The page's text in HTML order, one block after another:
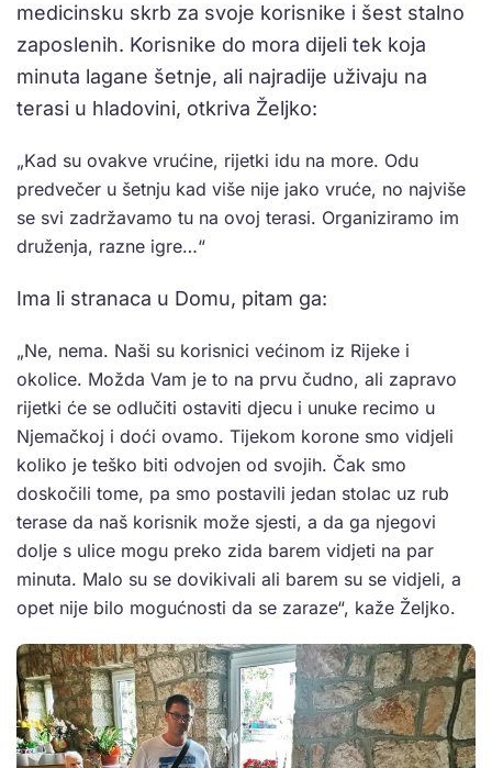
medicinsku skrb za svoje korisnike i šest stalno
zaposlenih. Korisnike do mora dijeli tek koja
minuta lagane šetnje, ali najradije uživaju na
terasi u hladovini, otkriva Željko:
„Kad su ovakve vrućine, rijetki idu na more. Odu
predvečer u šetnju kad više nije jako vruće, no najviše
se svi zadržavamo tu na ovoj terasi. Organiziramo im
druženja, razne igre…“
Ima li stranaca u Domu, pitam ga:
„Ne, nema. Naši su korisnici većinom iz Rijeke i
okolice. Možda Vam je to na prvu čudno, ali zapravo
rijetki će se odlučiti ostaviti djecu i unuke recimo u
Njemačkoj i doći ovamo. Tijekom korone smo vidjeli
koliko je teško biti odvojen od svojih. Čak smo
doskočili tome, pa smo postavili jedan stolac uz rub
terase da naš korisnik može sjesti, a da ga njegovi
dolje s ulice mogu preko zida barem vidjeti na par
minuta. Malo su se dovikivali ali barem su se vidjeli, a
opet nije bilo mogućnosti da se zaraze“, kaže Željko.